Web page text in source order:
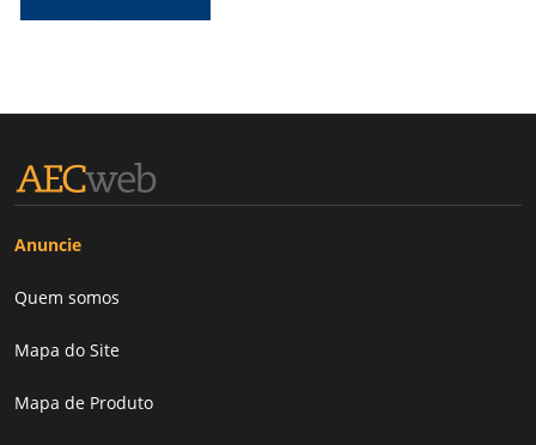
Anuncie
Quem somos
Mapa do Site
Mapa de Produto